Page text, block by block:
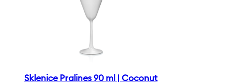
Sklenice Pralines 90 ml | Coconut